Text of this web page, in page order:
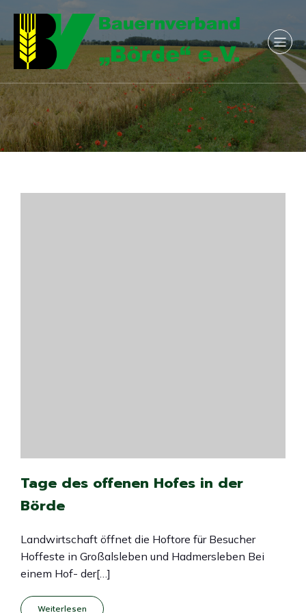
Tage des offenen Hofes in der
Börde
Landwirtschaft öffnet die Hoftore für Besucher
Hoffeste in Großalsleben und Hadmersleben Bei
einem Hof- der[…]
Weiterlesen